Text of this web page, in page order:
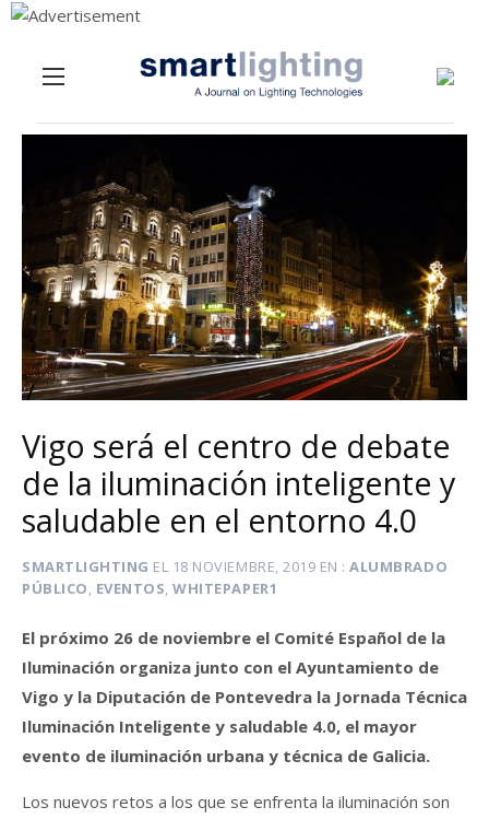
Menu
Vigo será el centro de debate
de la iluminación inteligente y
saludable en el entorno 4.0
SMARTLIGHTING EL 18 NOVIEMBRE, 2019 EN
ALUMBRADO
PÚBLICO EVENTOS ,WHITEPAPER1
El próximo 26 de noviembre el Comité Español de la
Iluminación organiza junto con el Ayuntamiento de
Vigo y la Diputación de Pontevedra la Jornada Técnica
Iluminación Inteligente y saludable 4.0, el mayor
evento de iluminación urbana y técnica de Galicia.
Los nuevos retos a los que se enfrenta la iluminación son